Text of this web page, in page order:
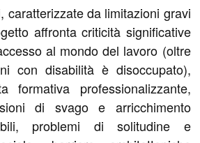
caratterizzate da limitazioni gravi
affronta criticità significative
al mondo del lavoro (oltre
con disabilità è disoccupato),
formativa professionalizzante,
di svago e arricchimento
problemi di solitudine e